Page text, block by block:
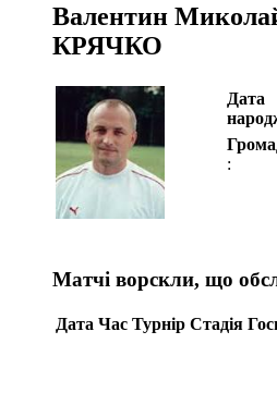
Валентин
КРЯЧКО
Дата
:
Матчі ворскли, що
Дата Час Турнір Стадія